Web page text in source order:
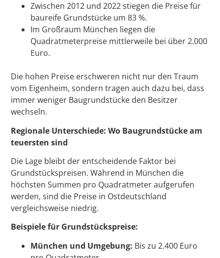
Zwischen 2012 und 2022 stiegen die Preise für
baureife Grundstücke um 83 %.
Im Großraum München liegen die
Quadratmeterpreise mittlerweile bei über 2.000
Euro.
Die hohen Preise erschweren nicht nur den Traum
vom Eigenheim, sondern tragen auch dazu bei, dass
immer weniger Baugrundstücke den Besitzer
wechseln.
Regionale Unterschiede: Wo Baugrundstücke am
teuersten sind
Die Lage bleibt der entscheidende Faktor bei
Grundstückspreisen. Während in München die
höchsten Summen pro Quadratmeter aufgerufen
werden, sind die Preise in Ostdeutschland
vergleichsweise niedrig.
Beispiele für Grundstückspreise:
München und Umgebung: Bis zu 2.400 Euro